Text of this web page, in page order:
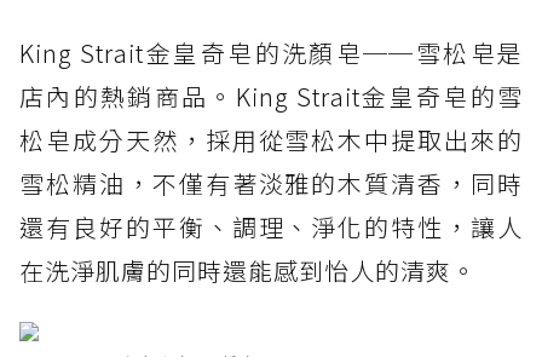
King Strait金皇奇皂的洗顏皂──雪松皂是
店內的熱銷商品。King Strait金皇奇皂的雪
松皂成分天然，採用從雪松木中提取出來的
雪松精油，不僅有著淡雅的木質清香，同時
還有良好的平衡、調理、淨化的特性，讓人
在洗淨肌膚的同時還能感到怡人的清爽。